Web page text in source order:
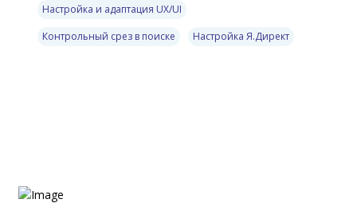
Настройка и адаптация UX/UI
Контрольный срез в поиске
Настройка Я.Директ